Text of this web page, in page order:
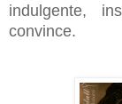
indulgente,
convince.